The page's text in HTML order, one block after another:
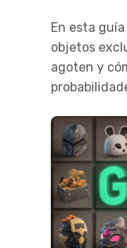
En esta
objetos
agoten y